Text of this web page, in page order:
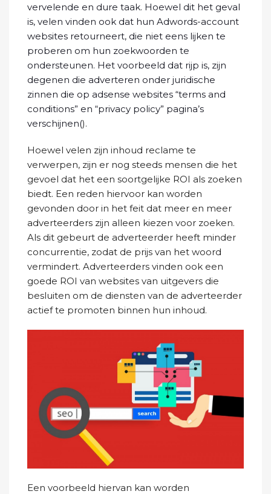
vervelende en dure taak. Hoewel dit het geval
is, velen vinden ook dat hun Adwords-account
websites retourneert, die niet eens lijken te
proberen om hun zoekwoorden te
ondersteunen. Het voorbeeld dat rijp is, zijn
degenen die adverteren onder juridische
zinnen die op adsense websites “terms and
conditions” en “privacy policy” pagina’s
verschijnen().
Hoewel velen zijn inhoud reclame te
verwerpen, zijn er nog steeds mensen die het
gevoel dat het een soortgelijke ROI als zoeken
biedt. Een reden hiervoor kan worden
gevonden door in het feit dat meer en meer
adverteerders zijn alleen kiezen voor zoeken.
Als dit gebeurt de adverteerder heeft minder
concurrentie, zodat de prijs van het woord
vermindert. Adverteerders vinden ook een
goede ROI van websites van uitgevers die
besluiten om de diensten van de adverteerder
actief te promoten binnen hun inhoud.
Een voorbeeld hiervan kan worden